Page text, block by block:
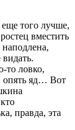
еще того лучше,
вместить
то ловко,
опять яд… Вот
правда, эта